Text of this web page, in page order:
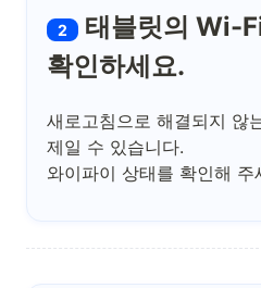
2 태블릿의 Wi-
확인하세요.
새로고침으로 해결되지 않
제일 수 있습니다.
와이파이 상태를 확인해 주